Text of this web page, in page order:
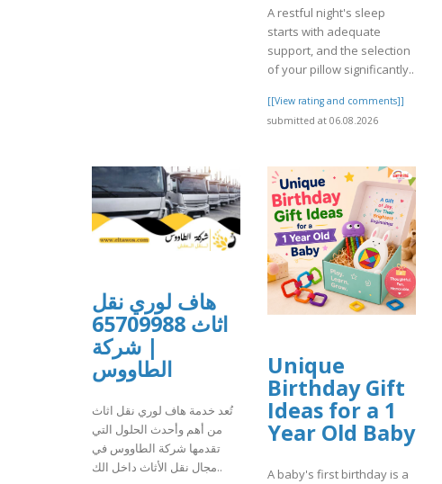
A restful night's sleep
starts with adequate
support, and the selection
of your pillow significantly..
[[View rating and comments]]
submitted at 06.08.2026
هاف لوري نقل
اثاث 65709988
| شركة
الطاووس
تُعد خدمة هاف لوري نقل اثاث
من أهم وأحدث الحلول التي
تقدمها شركة الطاووس في
مجال نقل الأثاث داخل الك..
Unique
Birthday Gift
Ideas for a 1
Year Old Baby
A baby's first birthday is a